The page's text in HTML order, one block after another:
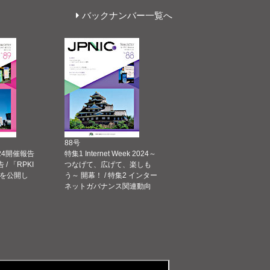
バックナンバー一覧へ
開催報告
/ 「RPKI
公開し
88号
特集1 Internet Week 2024～
つなげて、広げて、楽しも
う～ 開幕！ / 特集2 インター
ネットガバナンス関連動向